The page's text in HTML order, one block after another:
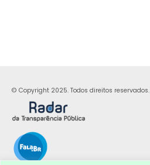
© Copyright 2025. Todos direitos reservados.